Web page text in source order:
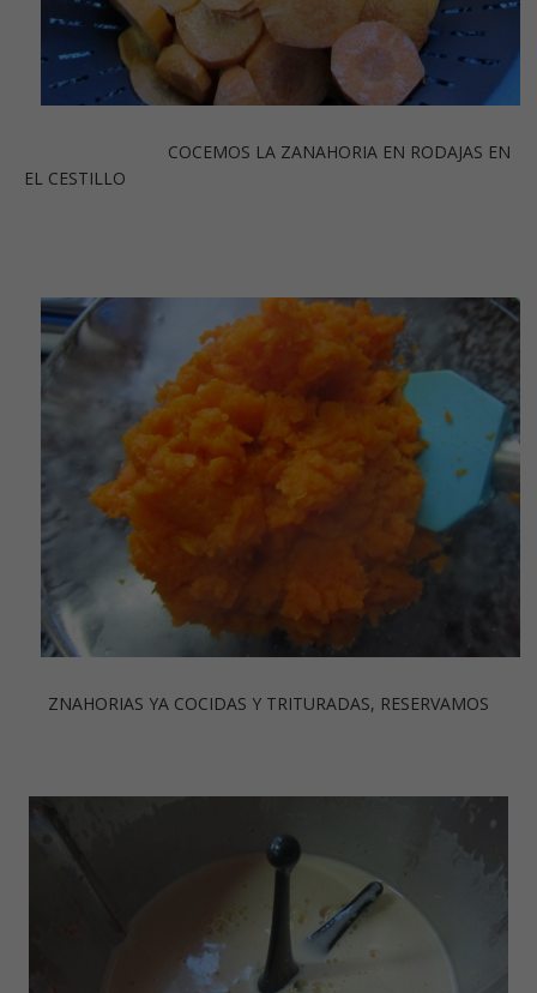
COCEMOS LA ZANAHORIA EN RODAJAS EN
EL CESTILLO
ZNAHORIAS YA COCIDAS Y TRITURADAS, RESERVAMOS